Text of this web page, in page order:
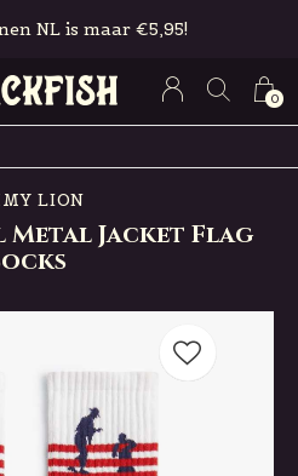
0
NL is maar €5,95!
LION
Jacket Flag